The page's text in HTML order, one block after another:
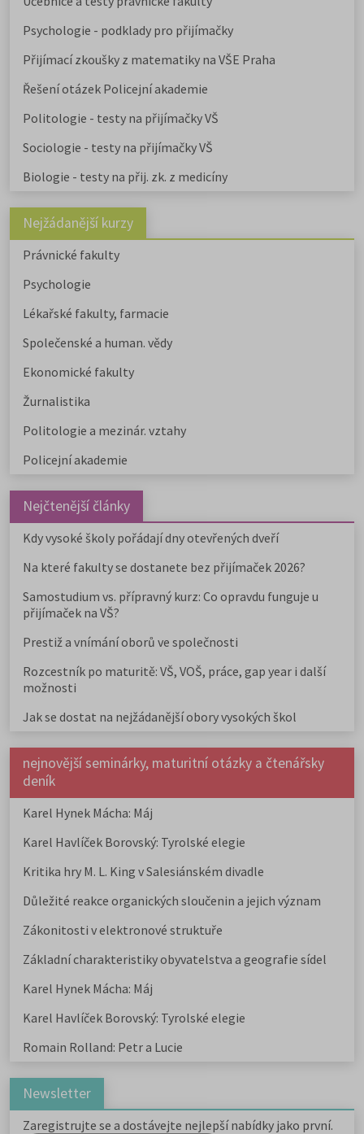
Psychologie - podklady pro přijímačky
Přijímací zkoušky z matematiky na VŠE Praha
Řešení otázek Policejní akademie
Politologie - testy na přijímačky VŠ
Sociologie - testy na přijímačky VŠ
Biologie - testy na přij. zk. z medicíny
Nejžádanější kurzy
Právnické fakulty
Psychologie
Lékařské fakulty, farmacie
Společenské a human. vědy
Ekonomické fakulty
Žurnalistika
Politologie a mezinár. vztahy
Policejní akademie
Nejčtenější články
Kdy vysoké školy pořádají dny otevřených dveří
Na které fakulty se dostanete bez přijímaček 2026?
Samostudium vs. přípravný kurz: Co opravdu funguje u
přijímaček na VŠ?
Prestiž a vnímání oborů ve společnosti
Rozcestník po maturitě: VŠ, VOŠ, práce, gap year i další
možnosti
Jak se dostat na nejžádanější obory vysokých škol
nejnovější seminárky, maturitní otázky a čtenářsky
deník
Karel Hynek Mácha: Máj
Karel Havlíček Borovský: Tyrolské elegie
Kritika hry M. L. King v Salesiánském divadle
Důležité reakce organických sloučenin a jejich význam
Zákonitosti v elektronové struktuře
Základní charakteristiky obyvatelstva a geografie sídel
Karel Hynek Mácha: Máj
Karel Havlíček Borovský: Tyrolské elegie
Romain Rolland: Petr a Lucie
Newsletter
Zaregistrujte se a dostávejte nejlepší nabídky jako první.